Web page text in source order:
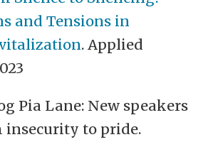
and Tensions in
. Applied
Pia Lane: New speakers
insecurity to pride.